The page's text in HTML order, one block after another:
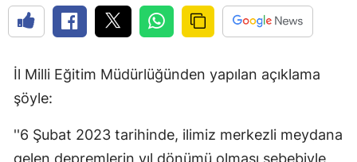
İl Milli Eğitim Müdürlüğünden yapılan açıklama
şöyle:
''6 Şubat 2023 tarihinde, ilimiz merkezli meydana
gelen depremlerin yıl dönümü olması sebebiyle